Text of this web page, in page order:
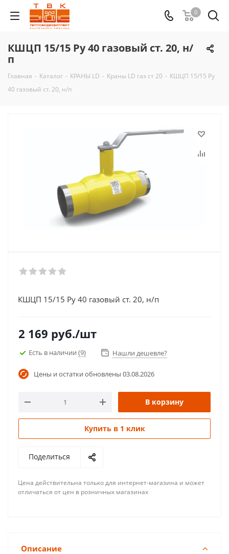
0
КШЦП 15/15 Ру 40 газовый ст. 20, н/
п
Главная - Каталог - КРАНЫ LD - Краны LD газ ст 20 - КШЦП 15/15 Ру
40 газовый ст. 20, н/п
КШЦП 15/15 Ру 40 газовый ст. 20, н/п
2 169 руб./шт
Есть в наличии (9) Нашли дешевле?
Цены и остатки обновлены 03.08.2026
В корзину
Купить в 1 клик
Поделиться
Цена действительна только для интернет-магазина и может
отличаться от цен в розничных магазинах
Описание